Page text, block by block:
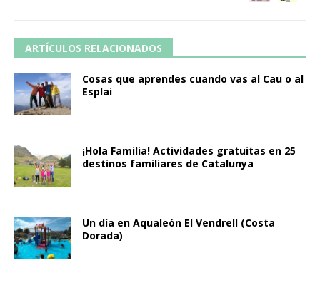
ARTÍCULOS RELACIONADOS
Cosas que aprendes cuando vas al Cau o al
Esplai
¡Hola Familia! Actividades gratuitas en 25
destinos familiares de Catalunya
Un día en Aqualeón El Vendrell (Costa
Dorada)